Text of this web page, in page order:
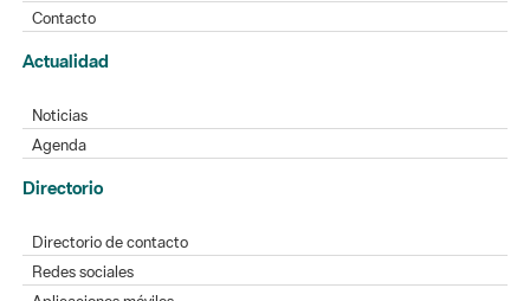
Contacto
Actualidad
Noticias
Agenda
Directorio
Directorio de contacto
Redes sociales